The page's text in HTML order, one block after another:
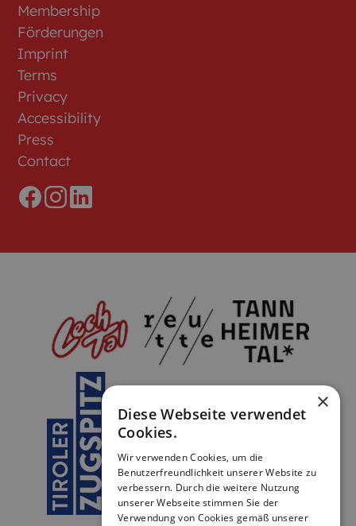
Membership
Förderungen
Imprint
Terms
Privacy
Accessibility
Press
Contact
×
Diese Webseite verwendet
Cookies.
Wir verwenden Cookies, um die
Benutzerfreundlichkeit unserer Website zu
verbessern. Durch die weitere Nutzung
unserer Webseite stimmen Sie der
Verwendung von Cookies gemäß unserer